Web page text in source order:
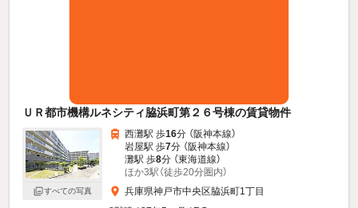
ＵＲ都市機構ルネシティ脇浜町第２６号棟の賃貸物件
すべての写真
西灘駅 歩16分 （阪神本線）
岩屋駅 歩7分 （阪神本線）
灘駅 歩8分 （東海道線）
ほか3駅（徒歩20分圏内）
兵庫県神戸市中央区脇浜町1丁目